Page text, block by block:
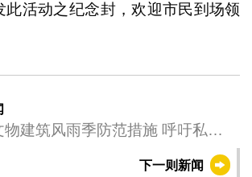
此活动之纪念封，欢迎市民到场领
建筑风雨季防范措施 呼吁私人
下一则新闻